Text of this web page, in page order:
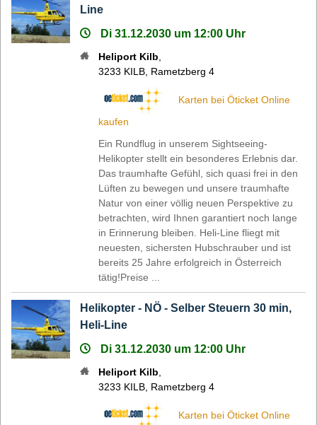
Line
Di 31.12.2030 um 12:00 Uhr
Heliport Kilb
3233 KILB Rametzberg 4
Karten bei Öticket Online
kaufen
Ein Rundflug in unserem Sightseeing-
Helikopter stellt ein besonderes Erlebnis dar.
Das traumhafte Gefühl, sich quasi frei in den
Lüften zu bewegen und unsere traumhafte
Natur von einer völlig neuen Perspektive zu
betrachten, wird Ihnen garantiert noch lange
in Erinnerung bleiben. Heli-Line fliegt mit
neuesten, sichersten Hubschrauber und ist
bereits 25 Jahre erfolgreich in Österreich
tätig!Preise ...
Helikopter - NÖ - Selber Steuern 30 min,
Heli-Line
Di 31.12.2030 um 12:00 Uhr
Heliport Kilb
3233 KILB Rametzberg 4
Karten bei Öticket Online